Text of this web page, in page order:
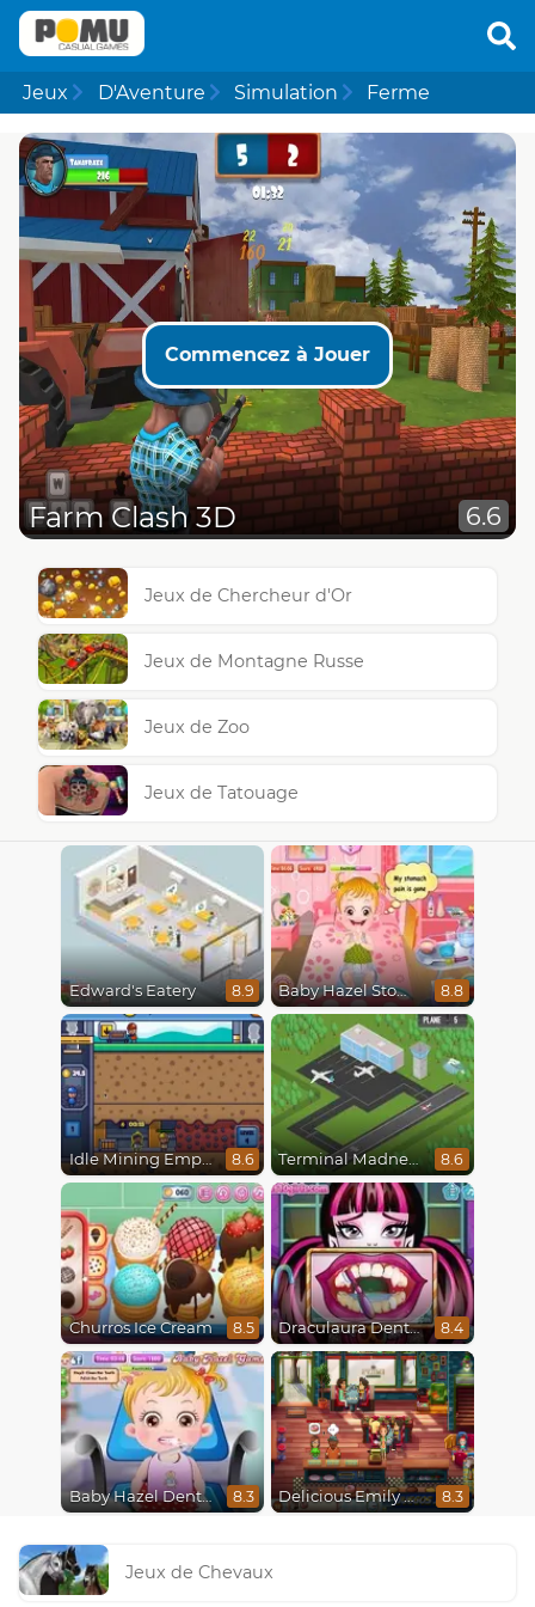
Jeux D'Aventure Simulation Ferme
Commencez à Jouer
Farm Clash 3D 6.6
Jeux de Chercheur d'Or
Jeux de Montagne Russe
Jeux de Zoo
Jeux de Tatouage
Edward's Eatery 8.9 Baby Hazel Stomach Care 8.8
Idle Mining Empire 8.6 Terminal Madness 8.6
Churros Ice Cream 8.5 Draculaura Dentist 8.4
Baby Hazel Dental Care 8.3 Delicious Emily New Beginning 8.3
Jeux de Chevaux